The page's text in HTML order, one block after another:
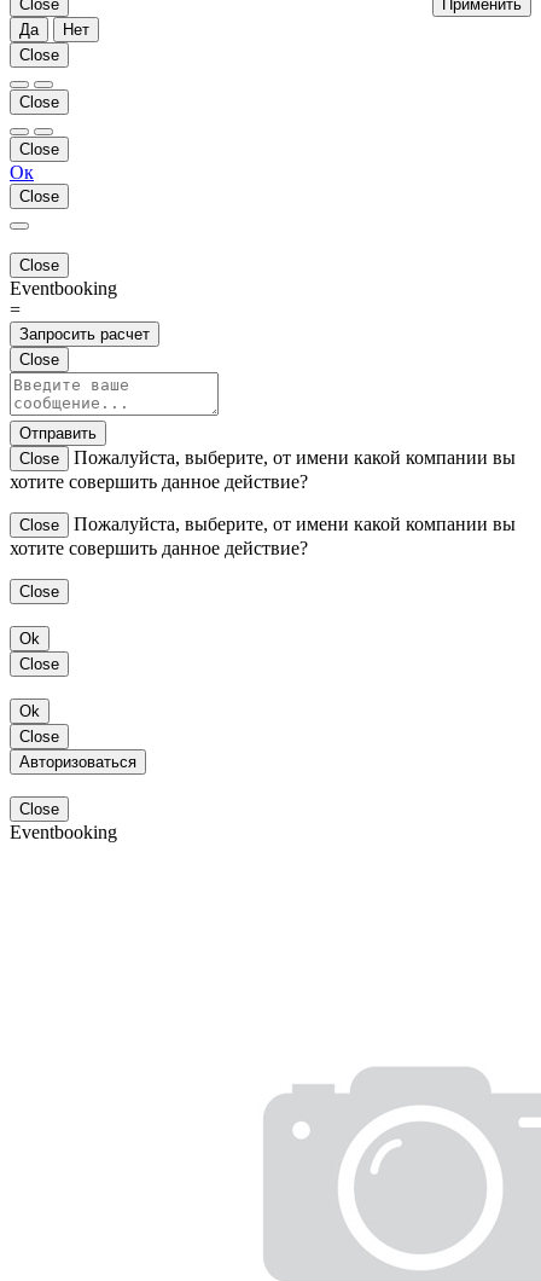
Применить
Close
Да
Нет
Close
Close
Close
Ок
Close
Close
Eventbooking
=
Запросить расчет
Close
Отправить
Close
Пожалуйста, выберите, от имени какой компании вы
хотите совершить данное действие?
Close
Пожалуйста, выберите, от имени какой компании вы
хотите совершить данное действие?
Close
Ok
Close
Ok
Close
Авторизоваться
Close
Eventbooking